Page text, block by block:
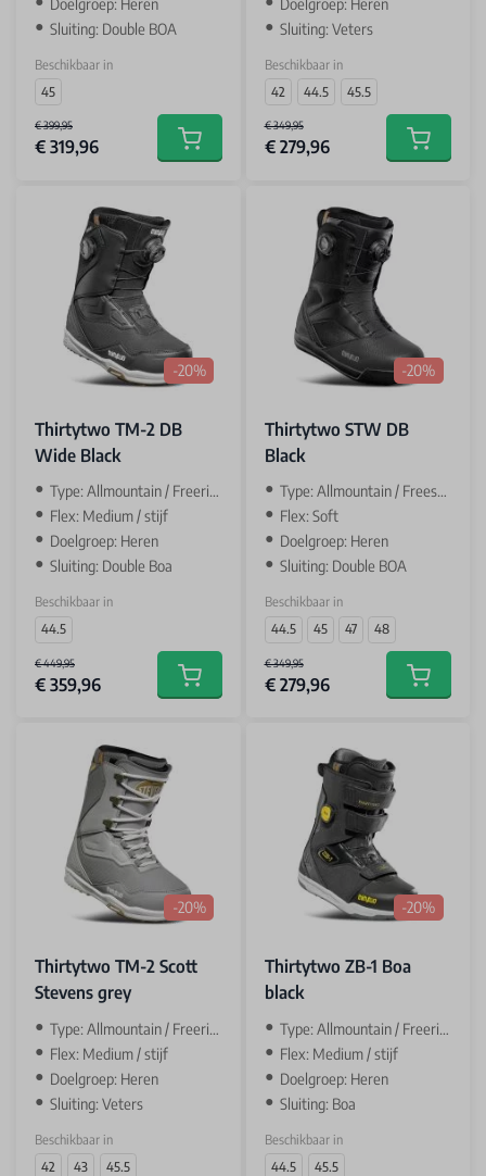
Sluiting: Double BOA
Beschikbaar in
45
€ 399,95
€ 319,96 Add to cart
Sluiting: Veters
Beschikbaar in
42
44.5 45.5
€ 349,95
€ 279,96 Add to
-20%
Thirtytwo TM-2 DB
Wide Black
Type: Allmountain / Freeride
Flex: Medium / stijf
Doelgroep: Heren
Sluiting: Double Boa
Beschikbaar in
44.5
€ 449,95
€ 359,96 Add to cart
-20%
Thirtytwo STW DB
Black
Type: Allmountain / Freestyle
Flex: Soft
Doelgroep: Heren
Sluiting: Double BOA
Beschikbaar in
44.5
45 47 48
€ 349,95
€ 279,96 Add to
-20%
Thirtytwo TM-2 Scott
Stevens grey
Type: Allmountain / Freeride
Flex: Medium / stijf
Doelgroep: Heren
Sluiting: Veters
Beschikbaar in
42
43 45.5
-20%
Thirtytwo ZB-1 Boa
black
Type: Allmountain / Freeride
Flex: Medium / stijf
Doelgroep: Heren
Sluiting: Boa
Beschikbaar in
44.5
45.5